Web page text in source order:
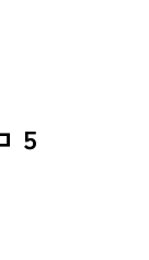
５